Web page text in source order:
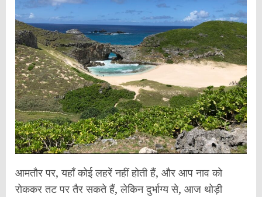
आमतौर पर, यहाँ कोई लहरें नहीं होती हैं, और आप नाव को
रोककर तट पर तैर सकते हैं, लेकिन दुर्भाग्य से, आज थोड़ी